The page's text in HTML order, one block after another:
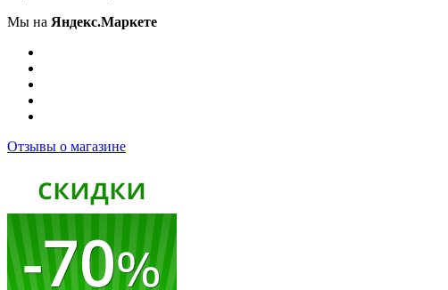
Мы на Яндекс.Маркете
Отзывы о магазине